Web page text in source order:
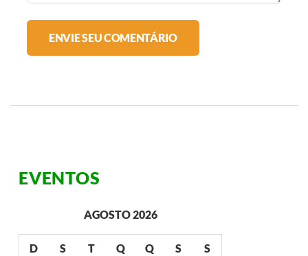
EVENTOS
AGOSTO 2026
D S T Q Q S S